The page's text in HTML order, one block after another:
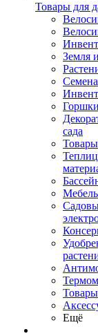
Товары для
Земля
Семена
сада
Ещё